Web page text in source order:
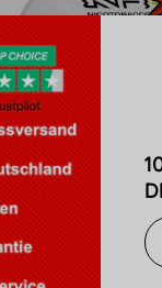
CUBA White Forest
16 mg/Beutel